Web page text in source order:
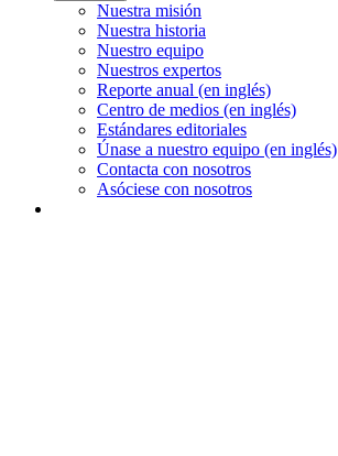
Nuestra misión
Nuestra historia
Nuestro equipo
Nuestros expertos
Reporte anual (en inglés)
Centro de medios (en inglés)
Estándares editoriales
Únase a nuestro equipo (en inglés)
Contacta con nosotros
Asóciese con nosotros